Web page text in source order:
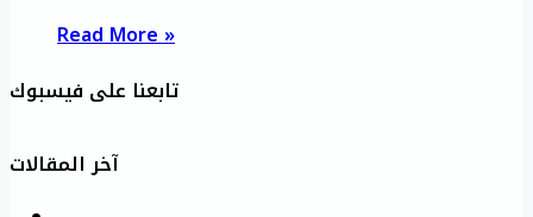
Read More »
تابعنا على فيسبوك
آخر المقالات